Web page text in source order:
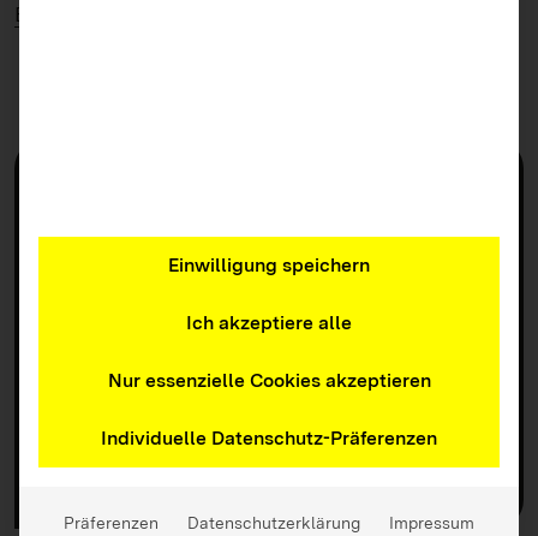
Baden-Württemberg (LFK)
29. September 2026 I 19:30 – 21:00 Uhr
Kosten
Anmeldung
Einwilligung speichern
Ich akzeptiere alle
Nur essenzielle Cookies akzeptieren
Individuelle Datenschutz-Präferenzen
Präferenzen Datenschutzerklärung Impressum